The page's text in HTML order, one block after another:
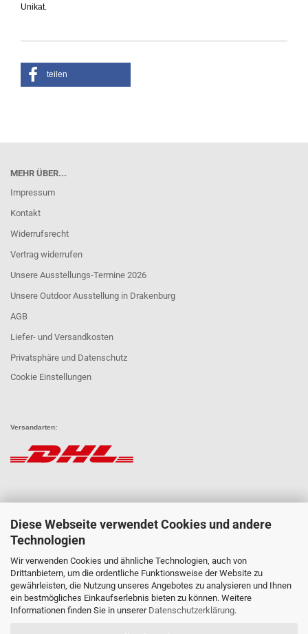
Diese Webseite verwendet Cookies und andere
Technologien
Wir verwenden Cookies und ähnliche Technologien, auch von
Drittanbietern, um die ordentliche Funktionsweise der Website zu
gewährleisten, die Nutzung unseres Angebotes zu analysieren und Ihnen
ein bestmögliches Einkaufserlebnis bieten zu können. Weitere
Informationen finden Sie in unserer Datenschutzerklärung.
Unikat.
teilen
MEHR ÜBER...
Impressum
Kontakt
Widerrufsrecht
Vertrag widerrufen
Unsere Ausstellungs-Termine 2026
Unsere Outdoor Ausstellung in Drakenburg
AGB
Liefer- und Versandkosten
Privatsphäre und Datenschutz
Cookie Einstellungen
Versandarten:
Zahlungsarten: